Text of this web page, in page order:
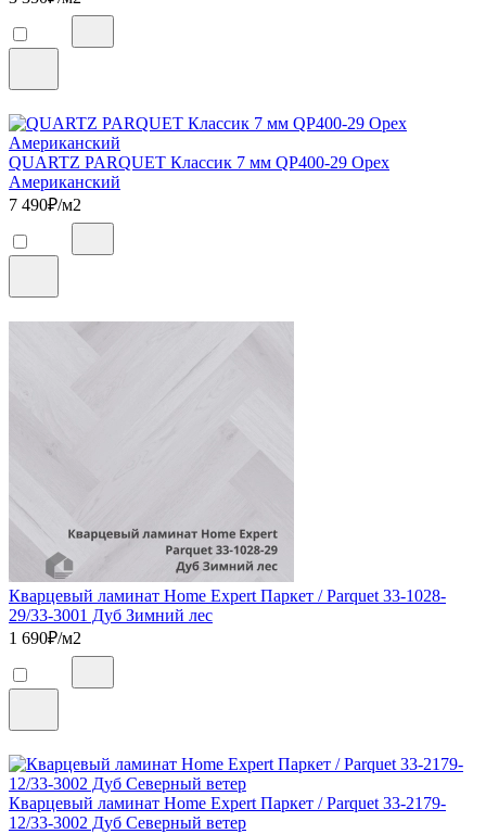
QUARTZ PARQUET Классик 7 мм QP400-29 Орех
Американский
7 490₽/м2
Кварцевый ламинат Home Expert Паркет / Parquet 33-1028-
29/33-3001 Дуб Зимний лес
1 690₽/м2
Кварцевый ламинат Home Expert Паркет / Parquet 33-2179-
12/33-3002 Дуб Северный ветер